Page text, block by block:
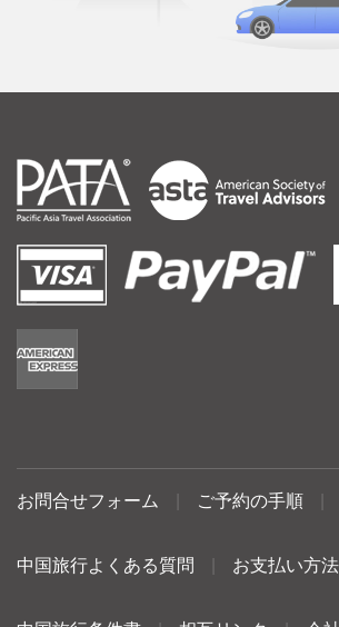
お問合せフォーム ご予約の手順
中国旅行よくある質問 お支払い方